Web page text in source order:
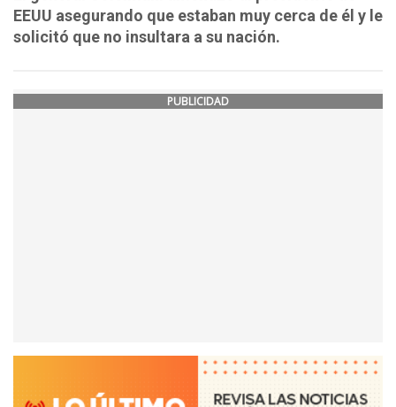
EEUU asegurando que estaban muy cerca de él y le
solicitó que no insultara a su nación.
PUBLICIDAD